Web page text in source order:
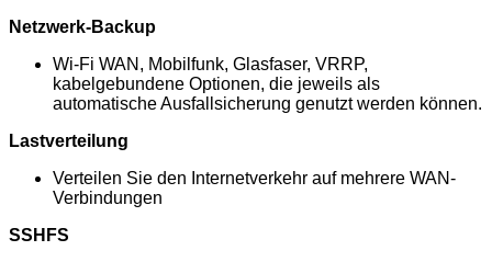
Netzwerk-Backup
Wi-Fi WAN, Mobilfunk, Glasfaser, VRRP,
kabelgebundene Optionen, die jeweils als
automatische Ausfallsicherung genutzt werden können.
Lastverteilung
Verteilen Sie den Internetverkehr auf mehrere WAN-
Verbindungen
SSHFS